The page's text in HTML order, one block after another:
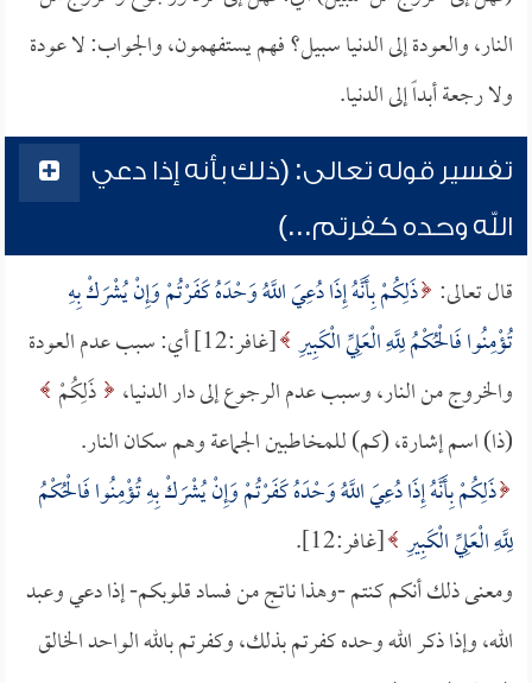
النار، والعودة إلى الدنيا سبيل؟ فهم يستفهمون، والجواب: لا عودة
ولا رجعة أبداً إلى الدنيا.
تفسير قوله تعالى: (ذلك بأنه إذا دعي
الله وحده كفرتم...)
قال تعالى: ذَلِكُمْ بِأَنَّهُ إِذَا دُعِيَ اللَّهُ وَحْدَهُ كَفَرْتُمْ وَإِنْ يُشْرَكْ بِهِ
تُؤْمِنُوا فَالْحُكْمُ لِلَّهِ الْعَلِيِّ الْكَبِيرِ
[غافر:12] أي: سبب عدم العودة
والخروج من النار، وسبب عدم الرجوع إلى دار الدنيا، ذَلِكُمْ
(ذا) اسم إشارة، (كم) للمخاطبين الجماعة وهم سكان النار.
ذَلِكُمْ بِأَنَّهُ إِذَا دُعِيَ اللَّهُ وَحْدَهُ كَفَرْتُمْ وَإِنْ يُشْرَكْ بِهِ تُؤْمِنُوا فَالْحُكْمُ
لِلَّهِ الْعَلِيِّ الْكَبِيرِ [غافر:12].
ومعنى ذلك أنكم كنتم -وهذا ناتج من فساد قلوبكم- إذا دعي وعبد
الله، وإذا ذكر الله وحده كفرتم بذلك، وكفرتم بالله الواحد الخالق